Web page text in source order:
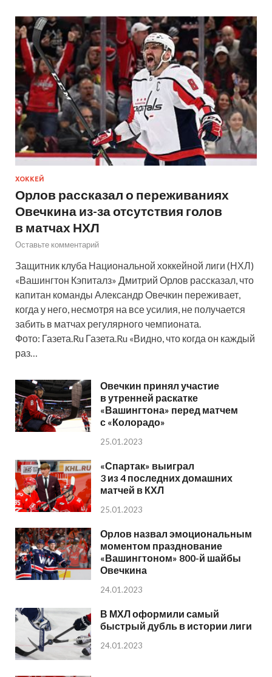
ХОККЕЙ
Орлов рассказал о переживаниях
Овечкина из-за отсутствия голов
в матчах НХЛ
Оставьте комментарий
Защитник клуба Национальной хоккейной лиги (НХЛ)
«Вашингтон Кэпиталз» Дмитрий Орлов рассказал, что
капитан команды Александр Овечкин переживает,
когда у него, несмотря на все усилия, не получается
забить в матчах регулярного чемпионата.
Фото: Газета.Ru Газета.Ru «Видно, что когда он каждый
раз…
Овечкин принял участие
в утренней раскатке
«Вашингтона» перед матчем
с «Колорадо»
25.01.2023
«Спартак» выиграл
3 из 4 последних домашних
матчей в КХЛ
25.01.2023
Орлов назвал эмоциональным
моментом празднование
«Вашингтоном» 800-й шайбы
Овечкина
24.01.2023
В МХЛ оформили самый
быстрый дубль в истории лиги
24.01.2023